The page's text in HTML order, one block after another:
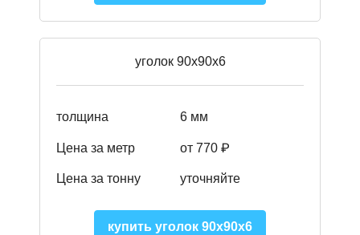
уголок 90х90х6
толщина 6 мм
Цена за метр от 770 ₽
Цена за тонну уточняйте
купить уголок 90х90х6